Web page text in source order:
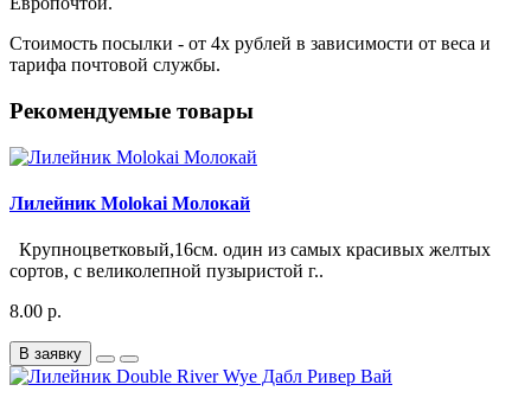
Стоимость посылки - от 4х рублей в зависимости от веса и
тарифа почтовой службы.
Рекомендуемые товары
Лилейник Molokai Молокай
Крупноцветковый,16см. один из самых красивых желтых
сортов, с великолепной пузыристой г..
8.00 р.
В заявку